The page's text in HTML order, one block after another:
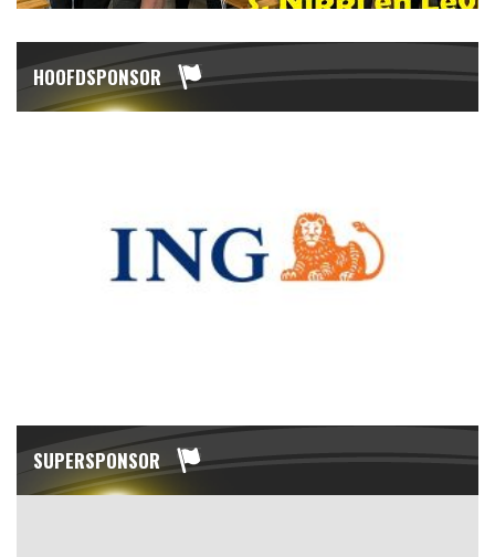
HOOFDSPONSOR
SUPERSPONSOR